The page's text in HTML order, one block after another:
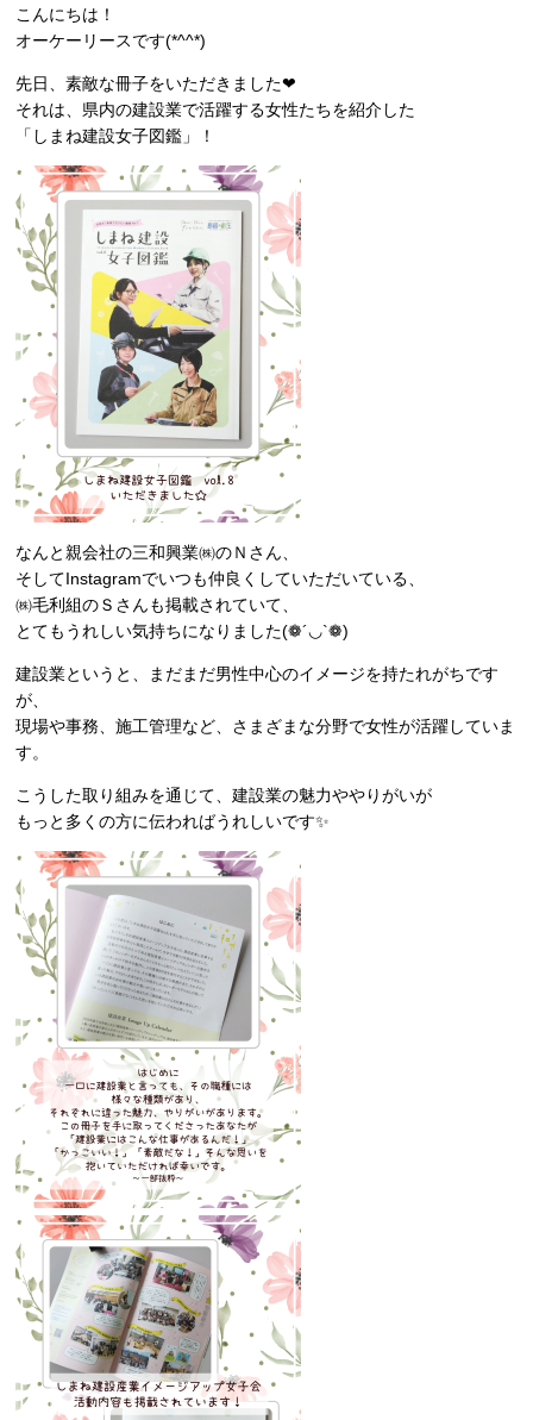
こんにちは！
オーケーリースです(*^^*)
先日、素敵な冊子をいただきました❤
それは、県内の建設業で活躍する女性たちを紹介した
「しまね建設女子図鑑」！
なんと親会社の三和興業㈱のＮさん、
そしてInstagramでいつも仲良くしていただいている、
㈱毛利組のＳさんも掲載されていて、
とてもうれしい気持ちになりました(❁´◡`❁)
建設業というと、まだまだ男性中心のイメージを持たれがちです
が、
現場や事務、施工管理など、さまざまな分野で女性が活躍していま
す。
こうした取り組みを通じて、建設業の魅力ややりがいが
もっと多くの方に伝わればうれしいです✨